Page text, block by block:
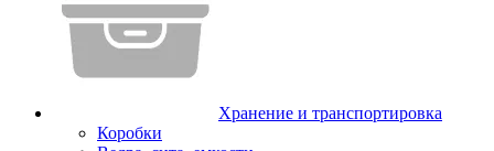
Хранение и транспортировка
Коробки